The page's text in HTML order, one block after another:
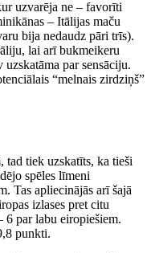
uzvarēja ne – favorīti
– Itālijas maču
bija nedaudz pāri trīs).
lai arī bukmeikeru
par sensāciju.
“melnais zirdziņš”
tad tiek uzskatīts, ka tieši
spēles līmeni
Tas apliecinājās arī šajā
izlases pret citu
6 par labu eiropiešiem.
punkti.